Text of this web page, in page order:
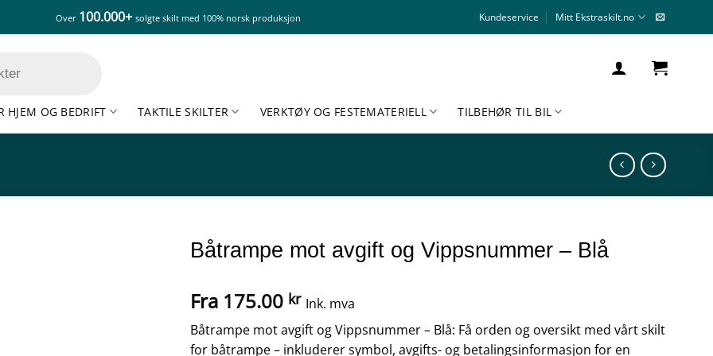
Over 100.000+ solgte skilt med 100% norsk produksjon Kundeservice Mitt Ekstraskilt.no
HJEM OG BEDRIFT TAKTILE SKILTER VERKTØY OG FESTEMATERIELL TILBEHØR TIL BIL
Båtrampe mot avgift og Vippsnummer – Blå
Fra 175.00 kr Ink. mva
Båtrampe mot avgift og Vippsnummer – Blå: Få orden og oversikt med vårt skilt
for båtrampe – inkluderer symbol, avgifts- og betalingsinformasjon for en